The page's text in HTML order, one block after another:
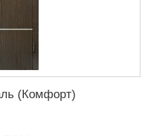
(Комфорт)